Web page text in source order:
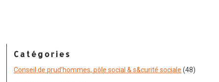
Catégories
Conseil de prud'hommes, pôle social & s&curité sociale (48)